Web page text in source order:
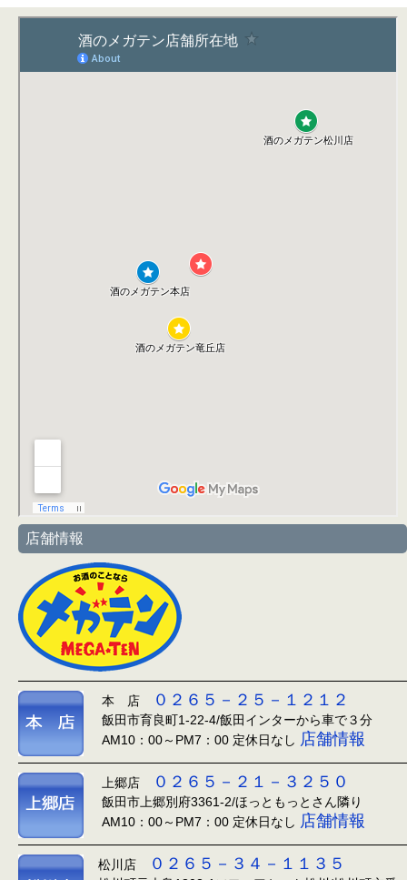
店舗情報
本 店 ０２６５－２５－１２１２
飯田市育良町1-22-4/飯田インターから車で３分
AM10：00～PM7：00 定休日なし 店舗情報
上郷店 ０２６５－２１－３２５０
飯田市上郷別府3361-2/ほっともっとさん隣り
AM10：00～PM7：00 定休日なし 店舗情報
松川店 ０２６５－３４－１１３５